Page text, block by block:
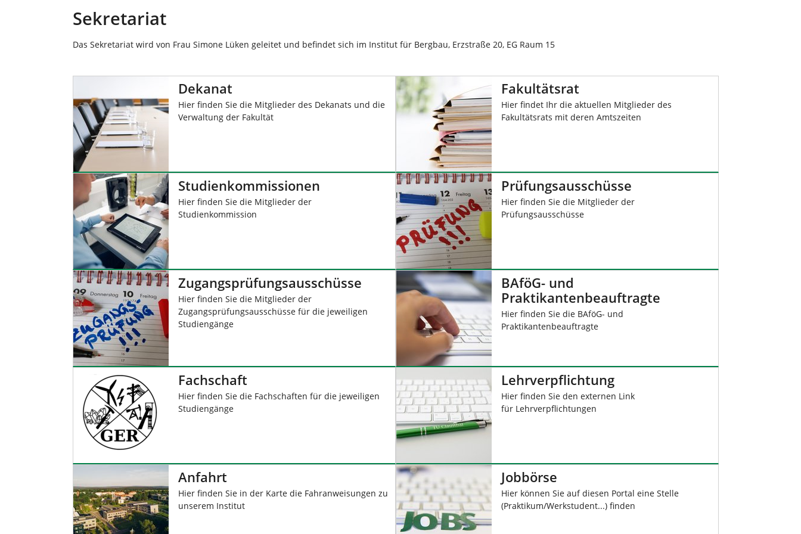
Sekretariat
Das Sekretariat wird von Frau Simone Lüken geleitet und befindet sich im Institut für Bergbau, Erzstraße 20, EG Raum 15
Dekanat
Hier finden Sie die Mitglieder des Dekanats und die
Verwaltung der Fakultät
Fakultätsrat
Hier findet Ihr die aktuellen Mitglieder des
Fakultätsrats mit deren Amtszeiten
Studienkommissionen
Hier finden Sie die Mitglieder der
Studienkommission
Prüfungsausschüsse
Hier finden Sie die Mitglieder der
Prüfungsausschüsse
Zugangsprüfungsausschüsse
Hier finden Sie die Mitglieder der
Zugangsprüfungsausschüsse für die jeweiligen
Studiengänge
BAföG- und
Praktikantenbeauftragte
Hier finden Sie die BAföG- und
Praktikantenbeauftragte
Fachschaft
Hier finden Sie die Fachschaften für die jeweiligen
Studiengänge
Lehrverpflichtung
Hier finden Sie den externen Link
für Lehrverpflichtungen
Anfahrt
Hier finden Sie in der Karte die Fahranweisungen zu
unserem Institut
Jobbörse
Hier können Sie auf diesen Portal eine Stelle
(Praktikum/Werkstudent...) finden